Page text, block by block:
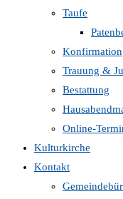
Taufe
Konfirmation
Trauung &
Bestattung
Online-
Kulturkirche
Kontakt